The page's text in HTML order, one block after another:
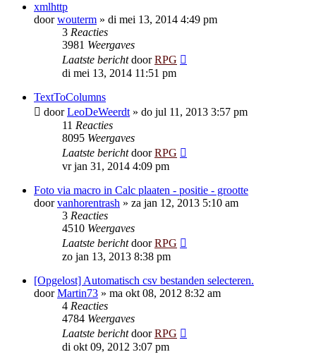
xmlhttp
doorwouterm » di mei 13, 2014 4:49 pm
3 Reacties
3981 Weergaves
Laatste berichtdoorRPG
di mei 13, 2014 11:51 pm
TextToColumns
doorLeoDeWeerdt » do jul 11, 2013 3:57 pm
11 Reacties
8095 Weergaves
Laatste berichtdoorRPG
vr jan 31, 2014 4:09 pm
Foto via macro in Calc plaaten - positie - grootte
doorvanhorentrash » za jan 12, 2013 5:10 am
3 Reacties
4510 Weergaves
Laatste berichtdoorRPG
zo jan 13, 2013 8:38 pm
[Opgelost] Automatisch csv bestanden selecteren.
doorMartin73 » ma okt 08, 2012 8:32 am
4 Reacties
4784 Weergaves
Laatste berichtdoorRPG
di okt 09, 2012 3:07 pm